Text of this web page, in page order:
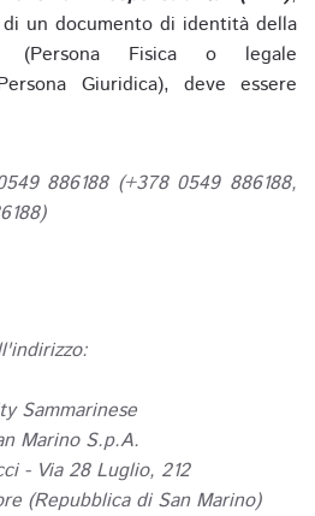
un documento di identità della
(Persona Fisica o legale
Giuridica), deve essere
886188 (+378 0549 886188,
Sammarinese
Marino S.p.A.
- Via 28 Luglio, 212
(Repubblica di San Marino)